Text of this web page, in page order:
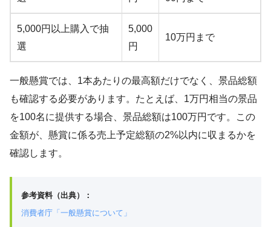
5,000円以上購入で抽
選
5,000
円
10万円まで
一般懸賞では、1本あたりの最高額だけでなく、景品総額
も確認する必要があります。たとえば、1万円相当の景品
を100名に提供する場合、景品総額は100万円です。この
金額が、懸賞に係る売上予定総額の2%以内に収まるかを
確認します。
参考資料（出典）：
消費者庁「一般懸賞について」